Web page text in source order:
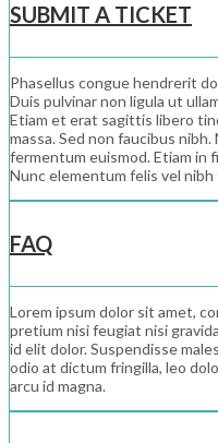
SUBMIT A TICKET
Phasellus congue hendrerit
Duis pulvinar non ligula ut
Etiam et erat sagittis libero
massa. Sed non faucibus
fermentum euismod. Etiam in
Nunc elementum felis vel
FAQ
Lorem ipsum dolor sit amet,
pretium nisi feugiat nisi
id elit dolor. Suspendisse
odio at dictum fringilla, leo
arcu id magna.